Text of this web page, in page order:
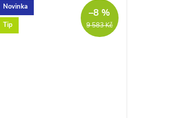
PassMark – 1775, 15,6" Full HD IPS
displej...
Novinka
Tip
9 583 Kč
–8 %